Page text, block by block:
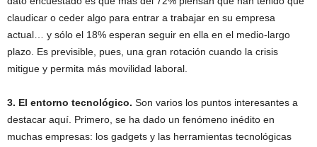
claudicar o ceder algo para entrar a trabajar en su empresa
actual… y sólo el 18% esperan seguir en ella en el medio-largo
plazo. Es previsible, pues, una gran rotación cuando la crisis
mitigue y permita más movilidad laboral.
3. El entorno tecnológico. Son varios los puntos interesantes a
destacar aquí. Primero, se ha dado un fenómeno inédito en
muchas empresas: los gadgets y las herramientas tecnológicas